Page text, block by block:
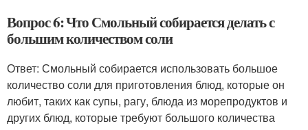
Вопрос 6: Что Смольный собирается делать с
большим количеством соли
Ответ: Смольный собирается использовать большое
количество соли для приготовления блюд, которые он
любит, таких как супы, рагу, блюда из морепродуктов и
других блюд, которые требуют большого количества